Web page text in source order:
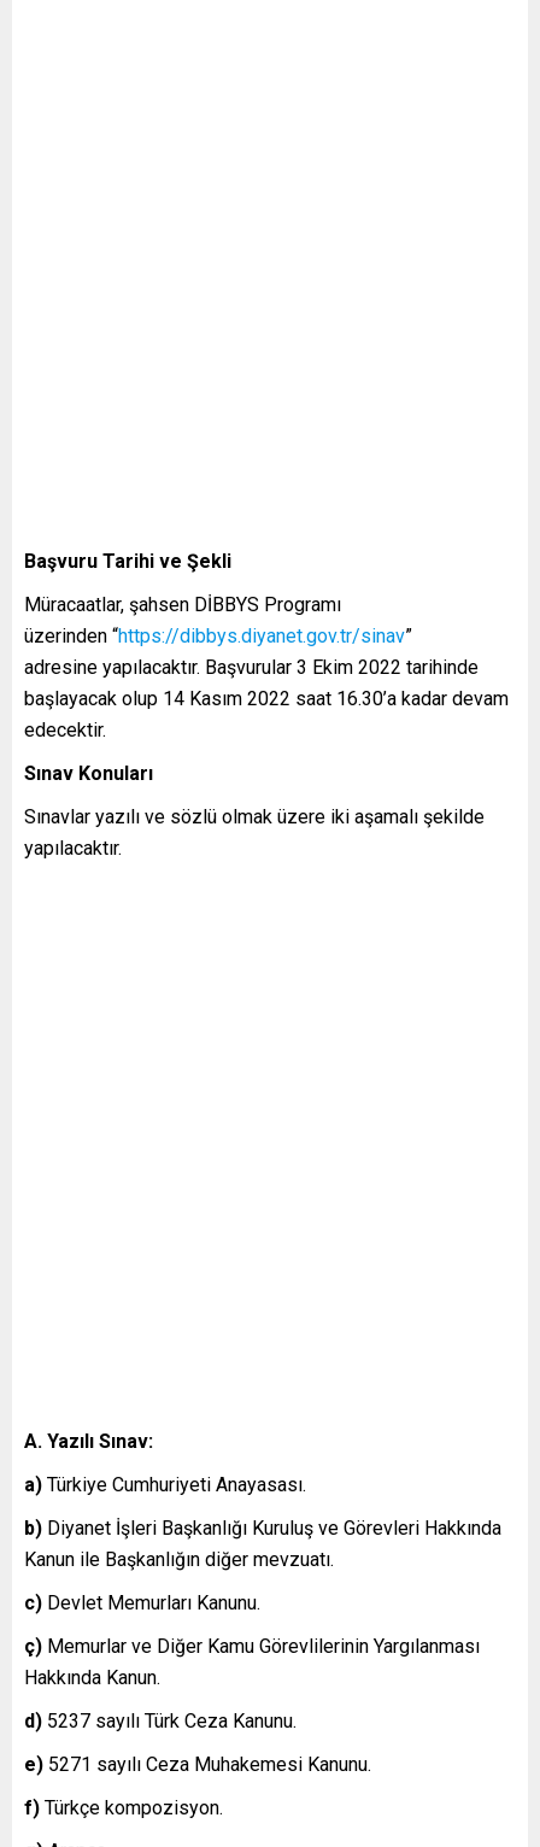
Başvuru Tarihi ve Şekli
Müracaatlar, şahsen DİBBYS Programı
üzerinden “https://dibbys.diyanet.gov.tr/sinav”
adresine yapılacaktır. Başvurular 3 Ekim 2022 tarihinde
başlayacak olup 14 Kasım 2022 saat 16.30’a kadar devam
edecektir.
Sınav Konuları
Sınavlar yazılı ve sözlü olmak üzere iki aşamalı şekilde
yapılacaktır.
A. Yazılı Sınav:
a) Türkiye Cumhuriyeti Anayasası.
b) Diyanet İşleri Başkanlığı Kuruluş ve Görevleri Hakkında
Kanun ile Başkanlığın diğer mevzuatı.
c) Devlet Memurları Kanunu.
ç) Memurlar ve Diğer Kamu Görevlilerinin Yargılanması
Hakkında Kanun.
d) 5237 sayılı Türk Ceza Kanunu.
e) 5271 sayılı Ceza Muhakemesi Kanunu.
f) Türkçe kompozisyon.